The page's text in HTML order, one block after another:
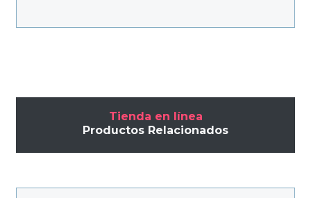
Tienda en línea
Productos Relacionados